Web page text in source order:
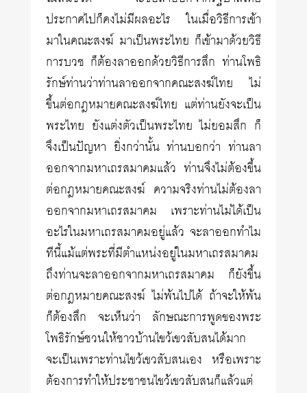
ประกาศไปก็คงไม่มีผลอะไร ในเมื่อวิธีการเข้า
มาในคณะสงฆ์ มาเป็นพระไทย ก็เข้ามาด้วยวิธี
การบวช ก็ต้องลาออกด้วยวิธีการสึก ท่านโพธิ
รักษ์ท่านว่าท่านลาออกจากคณะสงฆ์ไทย ไม่
ขึ้นต่อกฎหมายคณะสงฆ์ไทย แต่ท่านยังจะเป็น
พระไทย ยังแต่งตัวเป็นพระไทย ไม่ยอมสึก ก็
จึงเป็นปัญหา ยิ่งกว่านั้น ท่านบอกว่า ท่านลา
ออกจากมหาเถรสมาคมแล้ว ท่านจึงไม่ต้องขึ้น
ต่อกฎหมายคณะสงฆ์ ความจริงท่านไม่ต้องลา
ออกจากมหาเถรสมาคม เพราะท่านไม่ได้เป็น
อะไรในมหาเถรสมาคมอยู่แล้ว จะลาออกทำไม
ทีนี้แม้แต่พระที่มีตำแหน่งอยู่ในมหาเถรสมาคม
ถึงท่านจะลาออกจากมหาเถรสมาคม ก็ยังขึ้น
ต่อกฎหมายคณะสงฆ์ ไม่พ้นไปได้ ถ้าจะให้พ้น
ก็ต้องสึก จะเห็นว่า ลักษณะการพูดของพระ
โพธิรักษ์ชวนให้ชาวบ้านไขว้เขวสับสนได้มาก
จะเป็นเพราะท่านไขว้เขวสับสนเอง หรือเพราะ
ต้องการทำให้ประชาชนไขว้เขวสับสนก็แล้วแต่